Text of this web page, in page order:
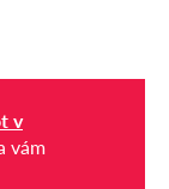
v
vám